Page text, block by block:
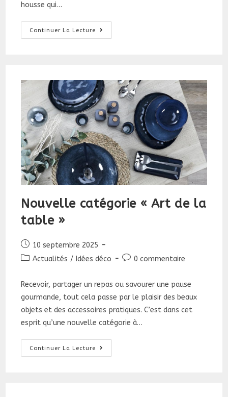
housse qui…
Continuer La Lecture
Choisir
La
Lit
?
Nouvelle catégorie « Art de la
table »
Publication
publiée :
10 septembre 2025
PostActualités / Idées déco
Commentaires
0 commentaire
Recevoir, partager un repas ou savourer une pause
gourmande, tout cela passe par le plaisir des beaux
objets et des accessoires pratiques. C’est dans cet
esprit qu’une nouvelle catégorie à…
Continuer La Lecture
Nouvelle
Catégorie